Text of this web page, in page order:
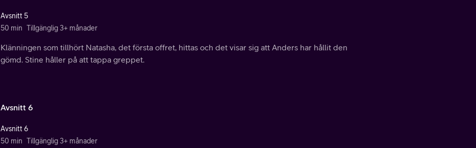
Avsnitt 5
50 min Tillgänglig 3+ månader
Klänningen som tillhört Natasha, det första offret, hittas och det visar sig att Anders har hållit den
gömd. Stine håller på att tappa greppet.
Avsnitt 6
Avsnitt 6
50 min Tillgänglig 3+ månader